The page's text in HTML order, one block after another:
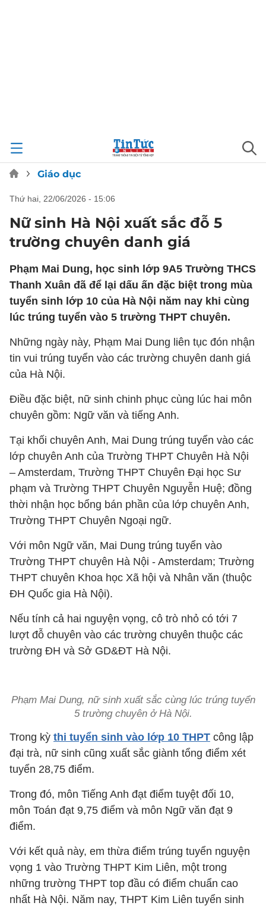
Giáo dục
thứ hai, 22/06/2026 - 15:06
Nữ sinh Hà Nội xuất sắc đỗ 5
trường chuyên danh giá
Phạm Mai Dung, học sinh lớp 9A5 Trường THCS
Thanh Xuân đã để lại dấu ấn đặc biệt trong mùa
tuyển sinh lớp 10 của Hà Nội năm nay khi cùng
lúc trúng tuyển vào 5 trường THPT chuyên.
Những ngày này, Phạm Mai Dung liên tục đón nhận
tin vui trúng tuyển vào các trường chuyên danh giá
của Hà Nội.
Điều đặc biệt, nữ sinh chinh phục cùng lúc hai môn
chuyên gồm: Ngữ văn và tiếng Anh.
Tại khối chuyên Anh, Mai Dung trúng tuyển vào các
lớp chuyên Anh của Trường THPT Chuyên Hà Nội
– Amsterdam, Trường THPT Chuyên Đại học Sư
phạm và Trường THPT Chuyên Nguyễn Huệ; đồng
thời nhận học bổng bán phần của lớp chuyên Anh,
Trường THPT Chuyên Ngoại ngữ.
Với môn Ngữ văn, Mai Dung trúng tuyển vào
Trường THPT chuyên Hà Nội - Amsterdam; Trường
THPT chuyên Khoa học Xã hội và Nhân văn (thuộc
ĐH Quốc gia Hà Nội).
Nếu tính cả hai nguyện vọng, cô trò nhỏ có tới 7
lượt đỗ chuyên vào các trường chuyên thuộc các
trường ĐH và Sở GD&ĐT Hà Nội.
Phạm Mai Dung, nữ sinh xuất sắc cùng lúc trúng tuyển
5 trường chuyên ở Hà Nội.
Trong kỳ thi tuyển sinh vào lớp 10 THPT công lập
đại trà, nữ sinh cũng xuất sắc giành tổng điểm xét
tuyển 28,75 điểm.
Trong đó, môn Tiếng Anh đạt điểm tuyệt đối 10,
môn Toán đạt 9,75 điểm và môn Ngữ văn đạt 9
điểm.
Với kết quả này, em thừa điểm trúng tuyển nguyện
vọng 1 vào Trường THPT Kim Liên, một trong
những trường THPT top đầu có điểm chuẩn cao
nhất Hà Nội. Năm nay, THPT Kim Liên tuyển sinh